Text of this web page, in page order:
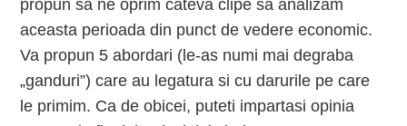
propun sa ne oprim cateva clipe sa analizam
aceasta perioada din punct de vedere economic.
Va propun 5 abordari (le-as numi mai degraba
„ganduri”) care au legatura si cu darurile pe care
le primim. Ca de obicei, puteti impartasi opinia